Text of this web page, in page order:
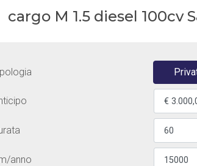
cargo M 1.5 diesel 100cv
anno